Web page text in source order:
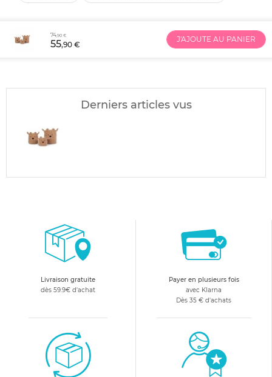
74,90 €
55,90 €
J'AJOUTE AU PANIER
Derniers articles vus
Livraison gratuite
dès 59.9€ d'achat
Payer en plusieurs fois
avec Klarna
Dès 35 € d'achats